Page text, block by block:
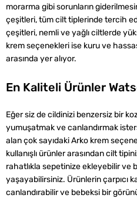
morarma gibi sorunların
çeşitleri, tüm cilt tiplerinde tercih
çeşitleri, nemli ve yağlı ciltlerde
krem seçenekleri ise kuru ve
arasında yer alıyor.
En Kaliteli Ürünler
Eğer siz de cildinizi benzersiz bir
yumuşatmak ve canlandırmak
alan çok sayıdaki Arko krem
kullanışlı ürünler arasından cilt
rahatlıkla sepetinize ekleyebilir ve
yaşayabilirsiniz. Ürünlerin çarpıcı
canlandırabilir ve bebeksi bir